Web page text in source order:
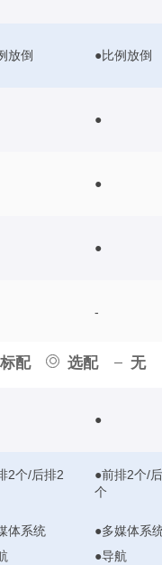
标配 选配 无
放倒 ●比例放倒
●
●
●
-
●
2个/后排2
●前排2个/
个
体系统
●多媒体系
●导航